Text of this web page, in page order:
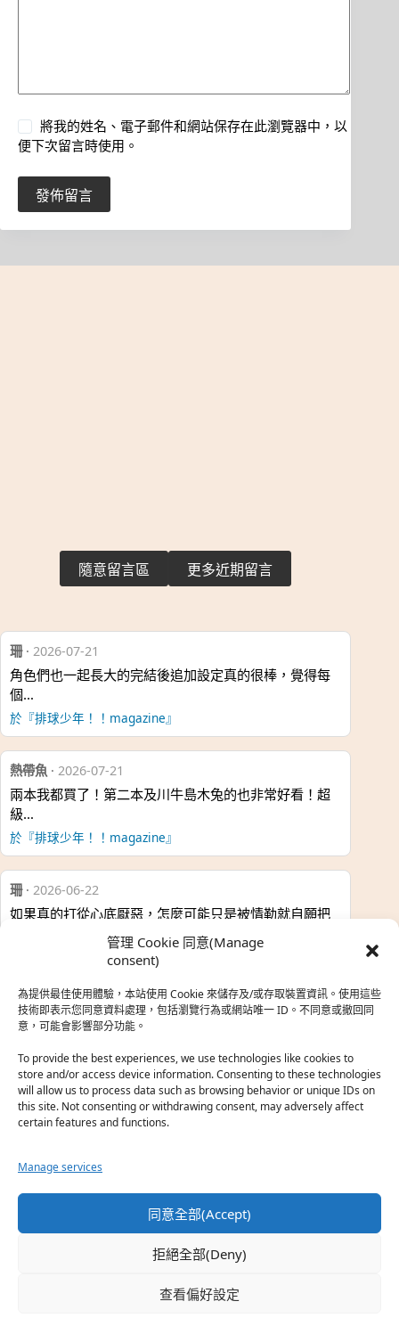
管理 Cookie 同意(Manage
consent)
為提供最佳使用體驗，本站使用 Cookie 來儲存及/或存取裝置資訊。使用這些
技術即表示您同意資料處理，包括瀏覽行為或網站唯一 ID。不同意或撤回同
意，可能會影響部分功能。
To provide the best experiences, we use technologies like cookies to
store and/or access device information. Consenting to these technologies
will allow us to process data such as browsing behavior or unique IDs on
this site. Not consenting or withdrawing consent, may adversely affect
certain features and functions.
Manage services
同意全部(Accept)
拒絕全部(Deny)
查看偏好設定
將我的姓名、電子郵件和網站保存在此瀏覽器中，以
便下次留言時使用。
發佈留言
隨意留言區 更多近期留言
珊· 2026-07-21
角色們也一起長大的完結後追加設定真的很棒，覺得每
個…
於『排球少年！！magazine』
熱帶魚 · 2026-07-21
兩本我都買了！第二本及川牛島木兔的也非常好看！超
級…
於『排球少年！！magazine』
珊· 2026-06-22
如果真的打從心底厭惡，怎麼可能只是被情勒就自願把
熱帶魚·2026-06-22
之前看到網路上有人說灰二自私情勒大家陪他圓夢，但
真…
於『強風吹拂』
珊·2026-06-18
第…
於『白領羽球部』